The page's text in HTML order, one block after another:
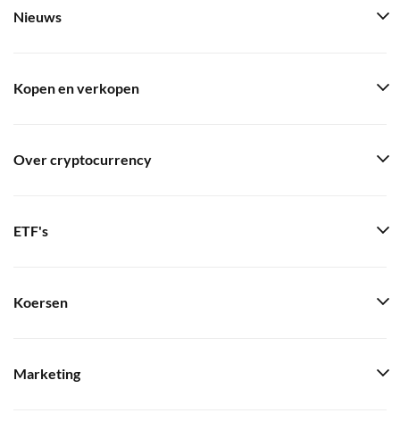
Nieuws
Kopen en verkopen
Over cryptocurrency
ETF's
Koersen
Marketing